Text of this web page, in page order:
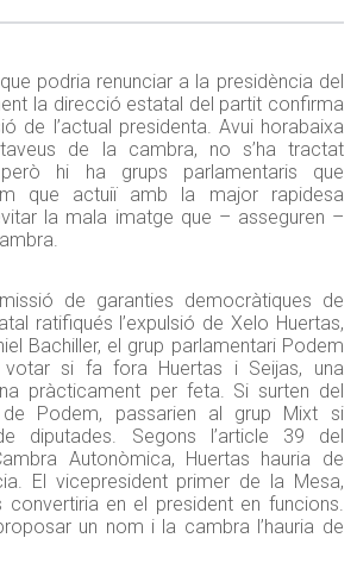
podria renunciar a la presidència del
la direcció estatal del partit confirma
de l’actual presidenta. Avui horabaixa
de la cambra, no s’ha tractat
hi ha grups parlamentaris que
que actuiï amb la major rapidesa
la mala imatge que – asseguren –
de garanties democràtiques de
ratifiqués l’expulsió de Xelo Huertas,
Bachiller, el grup parlamentari Podem
votar si fa fora Huertas i Seijas, una
pràcticament per feta. Si surten del
de Podem, passarien al grup Mixt si
diputades. Segons l’article 39 del
Autonòmica, Huertas hauria de
El vicepresident primer de la Mesa,
convertiria en el president en funcions.
un nom i la cambra l’hauria de